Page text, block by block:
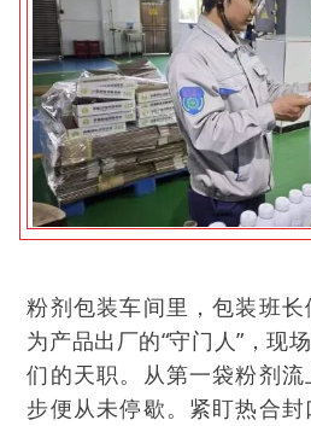
粉剂包装车间里，包装班
为产品出厂的“守门人”，现
们的天职。从第一袋粉剂
步便从未停歇。紧盯热合封